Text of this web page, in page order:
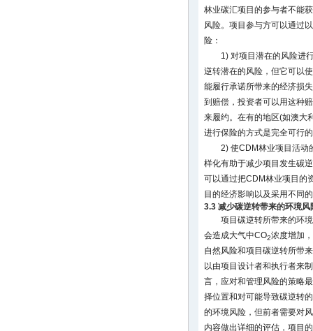
林业碳汇项目的参与者不能
风险。项目参与方可以通过
险：
1) 对项目潜在的风险进
逆转潜在的风险，但它可以
能履行承诺所带来的经济损
到赔偿，投资者可以用这种
来履约。在有的地区(如澳大
进行保险的方式是完全可行
2) 使CDM林业项目活动
样化有助于减少项目发生碳
可以通过把CDM林业项目的
目的经济影响以及采用不同
3.3 减少碳逆转带来的环境风
项目碳逆转所带来的环
会造成大气中CO2浓度增加
自然风险和项目碳逆转所带
以由项目设计者和执行者来
言，应对和管理风险的策略
择位置和对可能导致碳逆转
的环境风险，但前者需要对
内容做出详细的评估，项目